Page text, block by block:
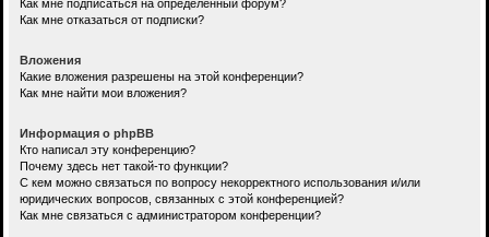
Как мне подписаться на определённый форум?
Как мне отказаться от подписки?
Вложения
Какие вложения разрешены на этой конференции?
Как мне найти мои вложения?
Информация о phpBB
Кто написал эту конференцию?
Почему здесь нет такой-то функции?
С кем можно связаться по вопросу некорректного использования и/или
юридических вопросов, связанных с этой конференцией?
Как мне связаться с администратором конференции?